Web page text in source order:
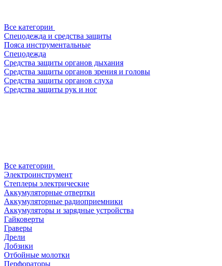
Все категории
Спецодежда и средства защиты
Пояса инструментальные
Спецодежда
Средства защиты органов дыхания
Средства защиты органов зрения и головы
Средства защиты органов слуха
Средства защиты рук и ног
Все категории
Электроинструмент
Степлеры электрические
Аккумуляторные отвертки
Аккумуляторные радиоприемники
Аккумуляторы и зарядные устройства
Гайковерты
Граверы
Дрели
Лобзики
Отбойные молотки
Перфораторы